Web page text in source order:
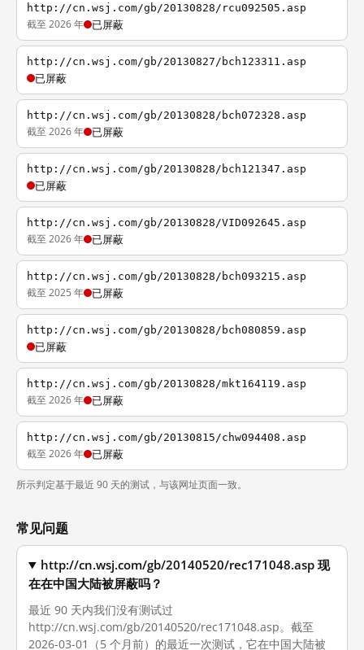
http://cn.wsj.com/gb/20130828/rcu092505.asp
截至 2026 年 已屏蔽
http://cn.wsj.com/gb/20130827/bch123311.asp
已屏蔽
http://cn.wsj.com/gb/20130828/bch072328.asp
截至 2026 年 已屏蔽
http://cn.wsj.com/gb/20130828/bch121347.asp
已屏蔽
http://cn.wsj.com/gb/20130828/VID092645.asp
截至 2026 年 已屏蔽
http://cn.wsj.com/gb/20130828/bch093215.asp
截至 2025 年 已屏蔽
http://cn.wsj.com/gb/20130828/bch080859.asp
已屏蔽
http://cn.wsj.com/gb/20130828/mkt164119.asp
截至 2026 年 已屏蔽
http://cn.wsj.com/gb/20130815/chw094408.asp
截至 2026 年 已屏蔽
所示判定基于最近 90 天的测试，与该网址页面一致。
常见问题
http://cn.wsj.com/gb/20140520/rec171048.asp 现
在在中国大陆被屏蔽吗？
最近 90 天内我们没有测试过
http://cn.wsj.com/gb/20140520/rec171048.asp。截至
2026-03-01（5 个月前）的最近一次测试，它在中国大陆被